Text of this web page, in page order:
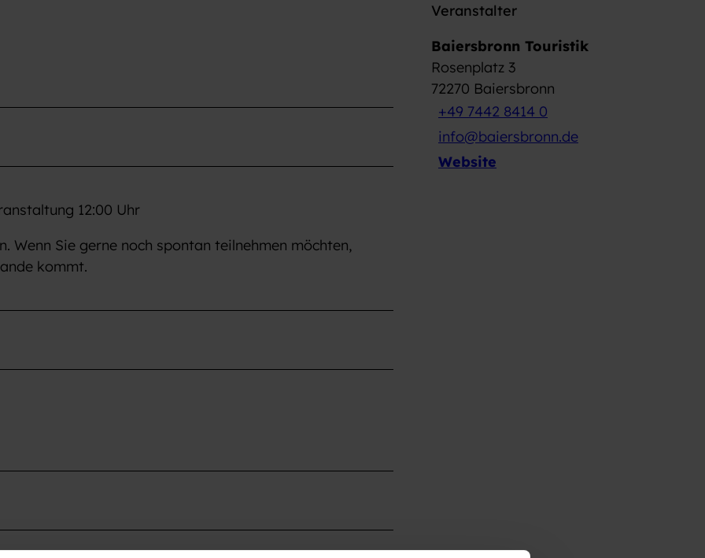
12:00 Uhr
Wenn Sie gerne noch spontan teilnehmen möchten,
kommt.
Veranstalter
Baiersbronn Touristik
Rosenplatz 3
72270 Baiersbronn
+49 7442 8414 0
info@baiersbronn.de
Website